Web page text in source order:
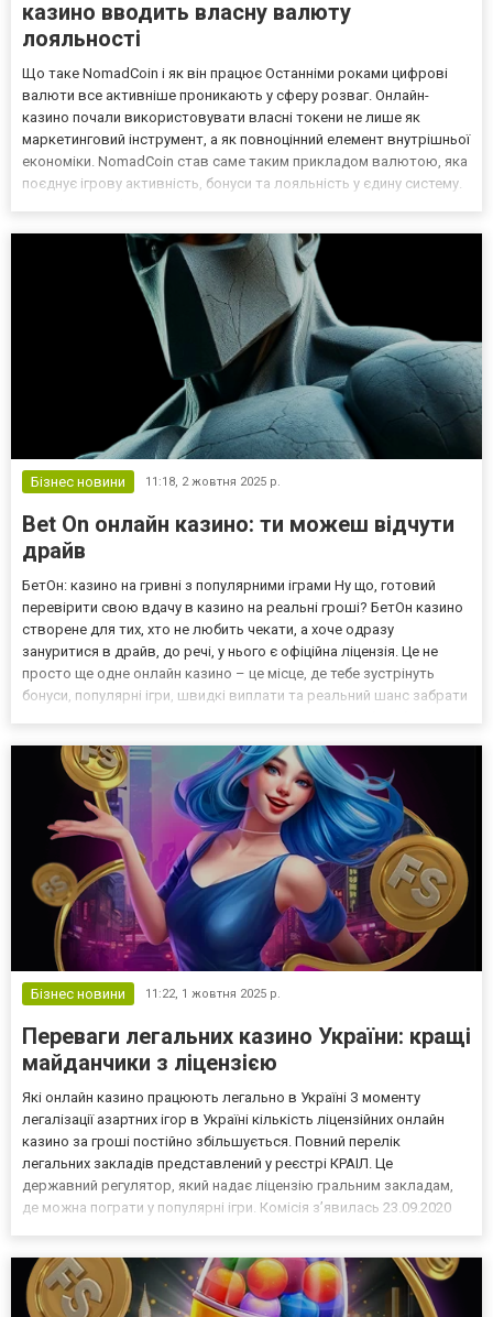
казино вводить власну валюту
лояльності
Що таке NomadCoin і як він працює Останніми роками цифрові
валюти все активніше проникають у сферу розваг. Онлайн-
казино почали використовувати власні токени не лише як
маркетинговий інструмент, а як повноцінний елемент внутрішньої
економіки. NomadCoin став саме таким прикладом валютою, яка
поєднує ігрову активність, бонуси та лояльність у єдину систему.
Бізнес новини 11:18, 2 жовтня 2025 р.
Bet On онлайн казино: ти можеш відчути
драйв
БетОн: казино на гривні з популярними іграми Ну що, готовий
перевірити свою вдачу в казино на реальні гроші? БетОн казино
створене для тих, хто не любить чекати, а хоче одразу
зануритися в драйв, до речі, у нього є офіційна ліцензія. Це не
просто ще одне онлайн казино – це місце, де тебе зустрінуть
бонуси, популярні ігри, швидкі виплати та реальний шанс забрати
Бізнес новини 11:22, 1 жовтня 2025 р.
Переваги легальних казино України: кращі
майданчики з ліцензією
Які онлайн казино працюють легально в Україні З моменту
легалізації азартних ігор в Україні кількість ліцензійних онлайн
казино за гроші постійно збільшується. Повний перелік
легальних закладів представлений у реєстрі КРАІЛ. Це
державний регулятор, який надає ліцензію гральним закладам,
де можна пограти у популярні ігри. Комісія з’явилась 23.09.2020